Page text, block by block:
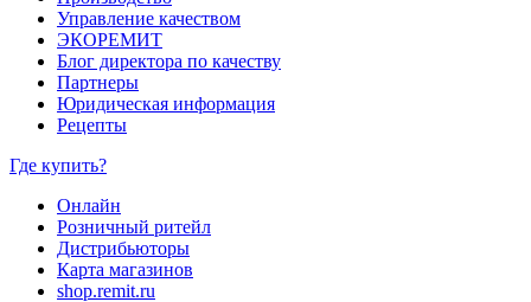
Управление качеством
ЭКОРЕМИТ
Блог директора по качеству
Партнеры
Юридическая информация
Рецепты
Где купить?
Онлайн
Розничный ритейл
Дистрибьюторы
Карта магазинов
shop.remit.ru